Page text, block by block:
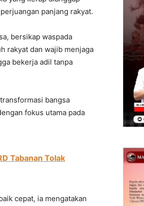
panjang rakyat.
bersikap waspada
rakyat dan wajib menjaga
bekerja adil tanpa
bangsa
fokus utama pada
Tabanan Tolak
cepat, ia mengatakan